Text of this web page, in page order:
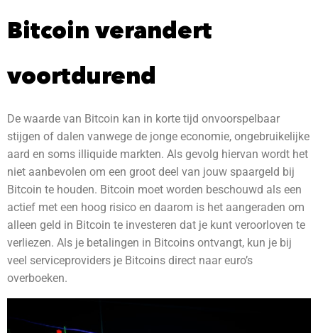
Bitcoin verandert
voortdurend
De waarde van Bitcoin kan in korte tijd onvoorspelbaar
stijgen of dalen vanwege de jonge economie, ongebruikelijke
aard en soms illiquide markten. Als gevolg hiervan wordt het
niet aanbevolen om een ​​groot deel van jouw spaargeld bij
Bitcoin te houden. Bitcoin moet worden beschouwd als een
actief met een hoog risico en daarom is het aangeraden om
alleen geld in Bitcoin te investeren dat je kunt veroorloven te
verliezen. Als je betalingen in Bitcoins ontvangt, kun je bij
veel serviceproviders je Bitcoins direct naar euro’s
overboeken.